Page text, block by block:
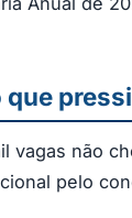
vagas não
pelo